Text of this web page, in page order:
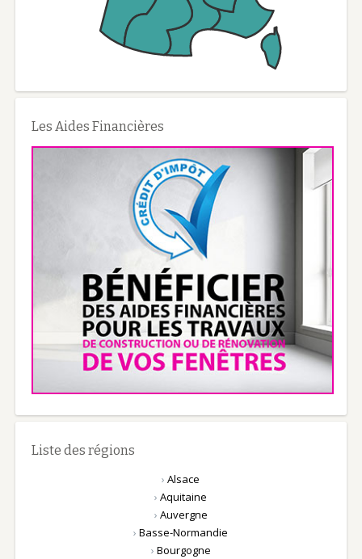
Les Aides Financières
Liste des régions
›Alsace
›Aquitaine
› Auvergne
›Basse-Normandie
› Bourgogne